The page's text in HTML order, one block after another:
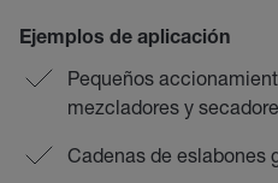
Ejemplos de aplicación
Pequeños
mezcladores y
Cadenas de eslabones